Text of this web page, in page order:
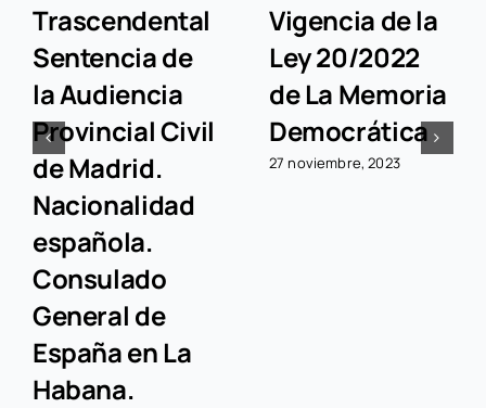
Trascendental
Sentencia de
la Audiencia
Provincial Civil
de Madrid.
Nacionalidad
española.
Consulado
General de
España en La
Habana.
Vigencia de la
Ley 20/2022
de La Memoria
Democrática
27 noviembre, 2023